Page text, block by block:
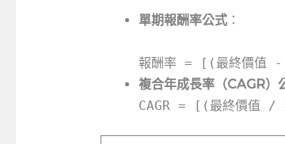
單期報酬率公式：
報酬率 = [(最終價值
複合年成長率（CAGR）
CAGR = [(最終價值